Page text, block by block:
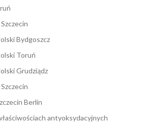
Bydgoszcz
Toruń
Grudziądz
Berlin
antyoksydacyjnych